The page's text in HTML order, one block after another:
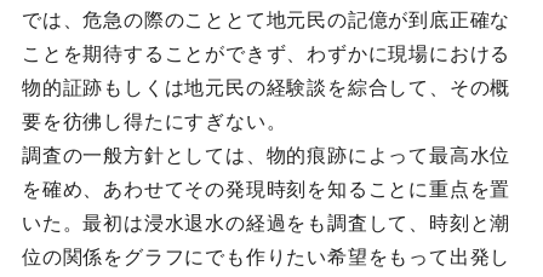
では、危急の際のこととて地元民の記億が到底正確な
ことを期待することができず、わずかに現場における
物的証跡もしくは地元民の経験談を綜合して、その概
要を彷彿し得たにすぎない。
調査の一般方針としては、物的痕跡によって最高水位
を確め、あわせてその発現時刻を知ることに重点を置
いた。最初は浸水退水の経過をも調査して、時刻と潮
位の関係をグラフにでも作りたい希望をもって出発し